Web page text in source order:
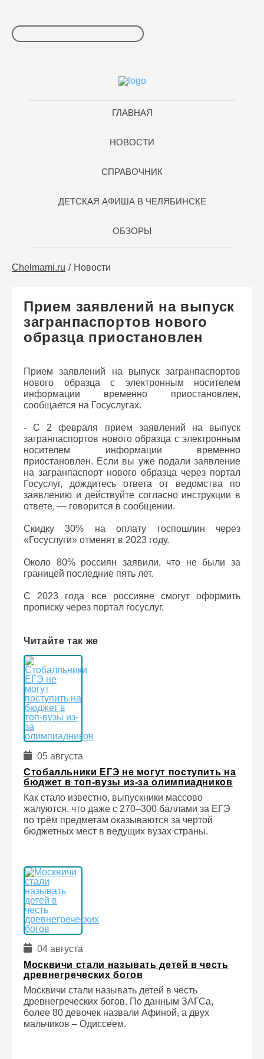
ГЛАВНАЯ
НОВОСТИ
СПРАВОЧНИК
ДЕТСКАЯ АФИША В ЧЕЛЯБИНСКЕ
ОБЗОРЫ
Chelmami.ru Новости
Прием заявлений на выпуск
загранпаспортов нового
образца приостановлен
Прием заявлений на выпуск загранпаспортов
нового образца с электронным носителем
информации временно приостановлен,
сообщается на Госуслугах.
- С 2 февраля прием заявлений на выпуск
загранпаспортов нового образца с электронным
носителем информации временно
приостановлен. Если вы уже подали заявление
на загранпаспорт нового образца через портал
Госуслуг, дождитесь ответа от ведомства по
заявлению и действуйте согласно инструкции в
ответе, — говорится в сообщении.
Скидку 30% на оплату госпошлин через
«Госуслуги» отменят в 2023 году.
Около 80% россиян заявили, что не были за
границей последние пять лет.
С 2023 года все россияне смогут оформить
прописку через портал госуслуг.
Читайте так же
05 августа
Стобалльники ЕГЭ не могут поступить на
бюджет в топ-вузы из-за олимпиадников
Как стало известно, выпускники массово
жалуются, что даже с 270–300 баллами за ЕГЭ
по трём предметам оказываются за чертой
бюджетных мест в ведущих вузах страны.
04 августа
Москвичи стали называть детей в честь
древнегреческих богов
Москвичи стали называть детей в честь
древнегреческих богов. По данным ЗАГСа,
более 80 девочек назвали Афиной, а двух
мальчиков – Одиссеем.